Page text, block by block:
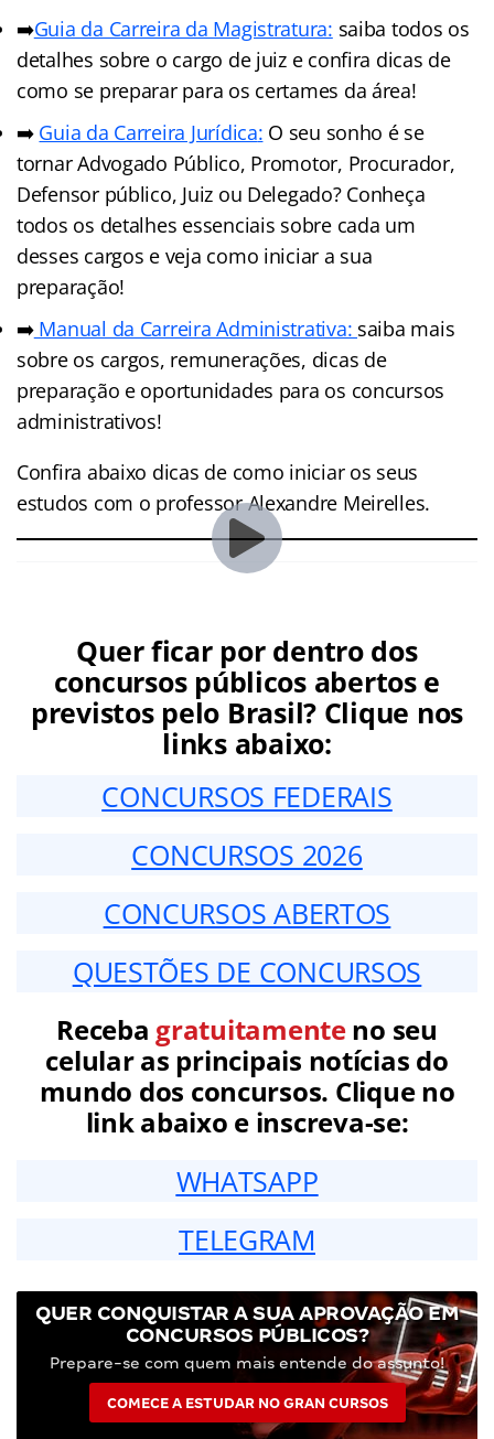
➡️Guia da Carreira da Magistratura: saiba todos os
detalhes sobre o cargo de juiz e confira dicas de
como se preparar para os certames da área!
➡️ Guia da Carreira Jurídica: O seu sonho é se
tornar Advogado Público, Promotor, Procurador,
Defensor público, Juiz ou Delegado? Conheça
todos os detalhes essenciais sobre cada um
desses cargos e veja como iniciar a sua
preparação!
➡️Manual da Carreira Administrativa: saiba mais
sobre os cargos, remunerações, dicas de
preparação e oportunidades para os concursos
administrativos!
Confira abaixo dicas de como iniciar os seus
estudos com o professor Alexandre Meirelles.
Quer ficar por dentro dos
concursos públicos abertos e
previstos pelo Brasil? Clique nos
links abaixo:
CONCURSOS FEDERAIS
CONCURSOS 2026
CONCURSOS ABERTOS
QUESTÕES DE CONCURSOS
Receba gratuitamenteno seu
celular as principais notícias do
mundo dos concursos. Clique no
link abaixo e inscreva-se:
WHATSAPP
TELEGRAM
QUER CONQUISTAR A SUA APROVAÇÃO EM
CONCURSOS PÚBLICOS?
Prepare-se com quem mais entende do assunto!
COMECE A ESTUDAR NO GRAN CURSOS